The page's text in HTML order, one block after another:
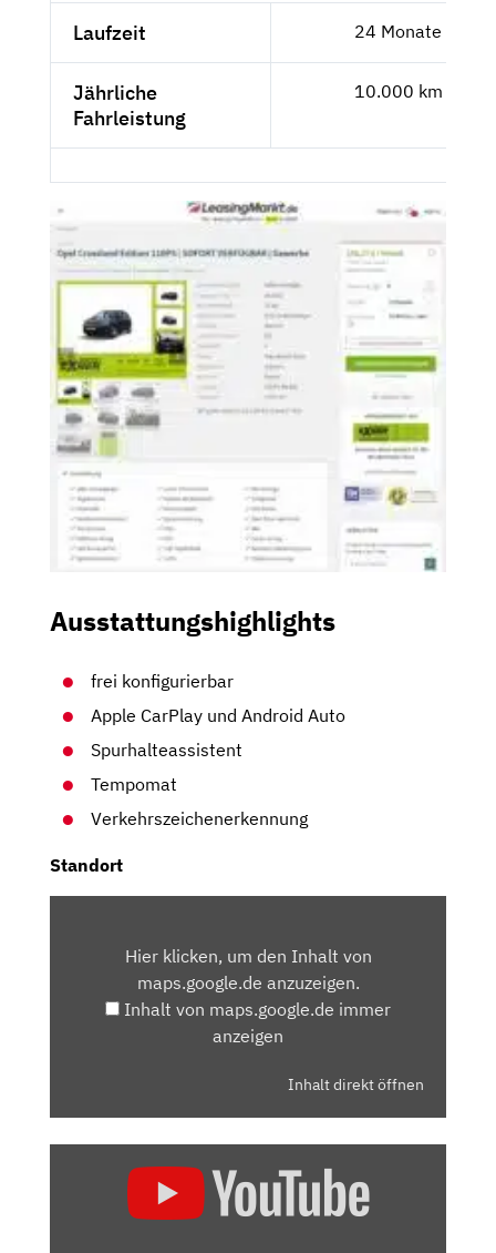
Laufzeit 24 Monate
Jährliche
Fahrleistung
10.000 km
Ausstattungshighlights
frei konfigurierbar
Apple CarPlay und Android Auto
Spurhalteassistent
Tempomat
Verkehrszeichenerkennung
Standort
MAPS.GOOGLE.DEHier klicken, um den Inhalt von
maps.google.de anzuzeigen.
Inhalt von maps.google.de immer
anzeigen
Inhalt direkt öffnen
CROSSLAND